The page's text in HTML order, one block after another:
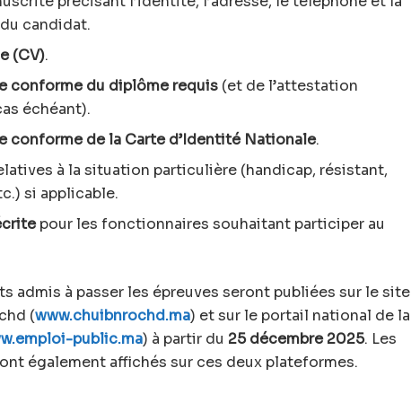
candidat.
(CV).
conforme du diplôme requis (et de l’attestation
échéant).
conforme de la Carte d’Identité Nationale.
à la situation particulière (handicap, résistant,
si applicable.
pour les fonctionnaires souhaitant participer au
admis à passer les épreuves seront publiées sur le site
(www.chuibnrochd.ma) et sur le portail national de la
public.ma) à partir du 25 décembre 2025. Les
également affichés sur ces deux plateformes.